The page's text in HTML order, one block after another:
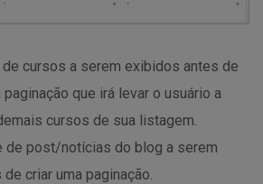
cursos a serem exibidos antes de
que irá levar o usuário a
cursos de sua listagem.
de post/notícias do blog a serem
criar uma paginação.